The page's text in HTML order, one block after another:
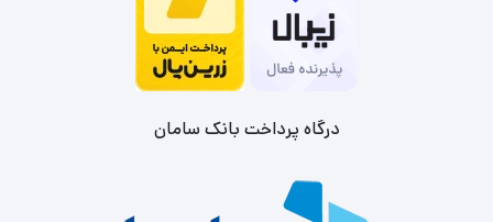
درگاه پرداخت بانک سامان